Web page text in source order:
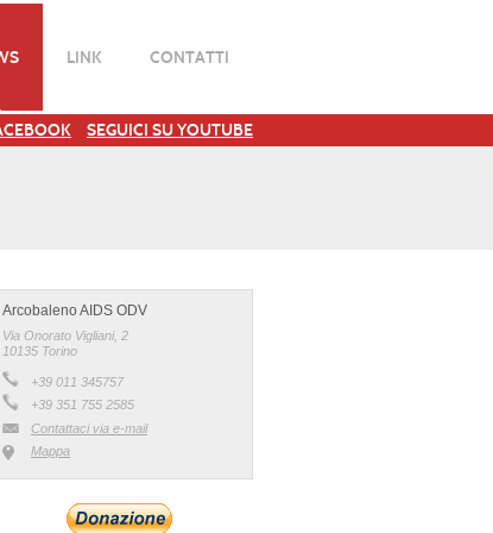
LINK CONTATTI
SEGUICI SU YOUTUBE
Arcobaleno AIDS ODV
Via Onorato Vigliani, 2
10135 Torino
+39 011 345757
+39 351 755 2585
Contattaci via e-mail
Mappa